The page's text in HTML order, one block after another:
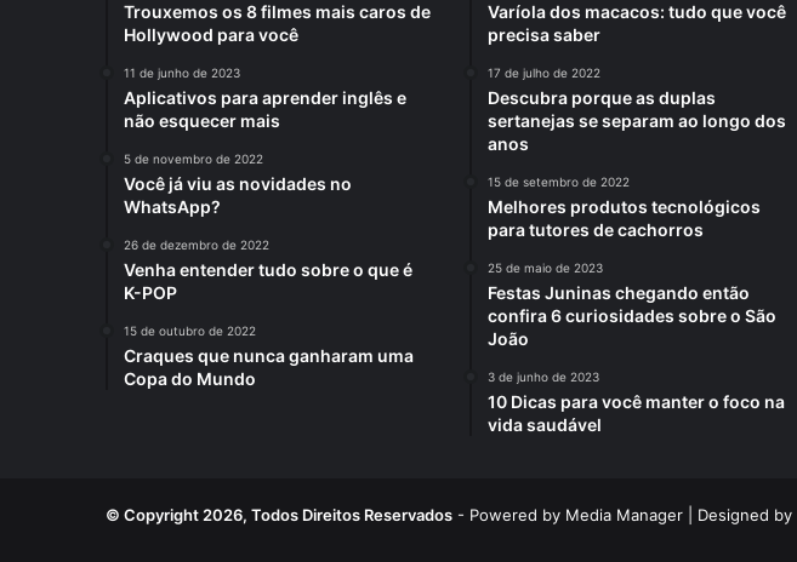
Trouxemos os 8 filmes mais caros de
Hollywood para você
11 de junho de 2023
Aplicativos para aprender inglês e
não esquecer mais
5 de novembro de 2022
Você já viu as novidades no
WhatsApp?
26 de dezembro de 2022
Venha entender tudo sobre o que é
K-POP
15 de outubro de 2022
Craques que nunca ganharam uma
Copa do Mundo
Varíola dos macacos: tudo que você
precisa saber
17 de julho de 2022
Descubra porque as duplas
sertanejas se separam ao longo dos
anos
15 de setembro de 2022
Melhores produtos tecnológicos
para tutores de cachorros
25 de maio de 2023
Festas Juninas chegando então
confira 6 curiosidades sobre o São
João
3 de junho de 2023
10 Dicas para você manter o foco na
vida saudável
© Copyright 2026, Todos Direitos Reservados - Powered by Media Manager | Designed by